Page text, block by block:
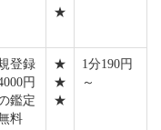
★
登録
円
鑑定
料
★
★
★
1分190円
～